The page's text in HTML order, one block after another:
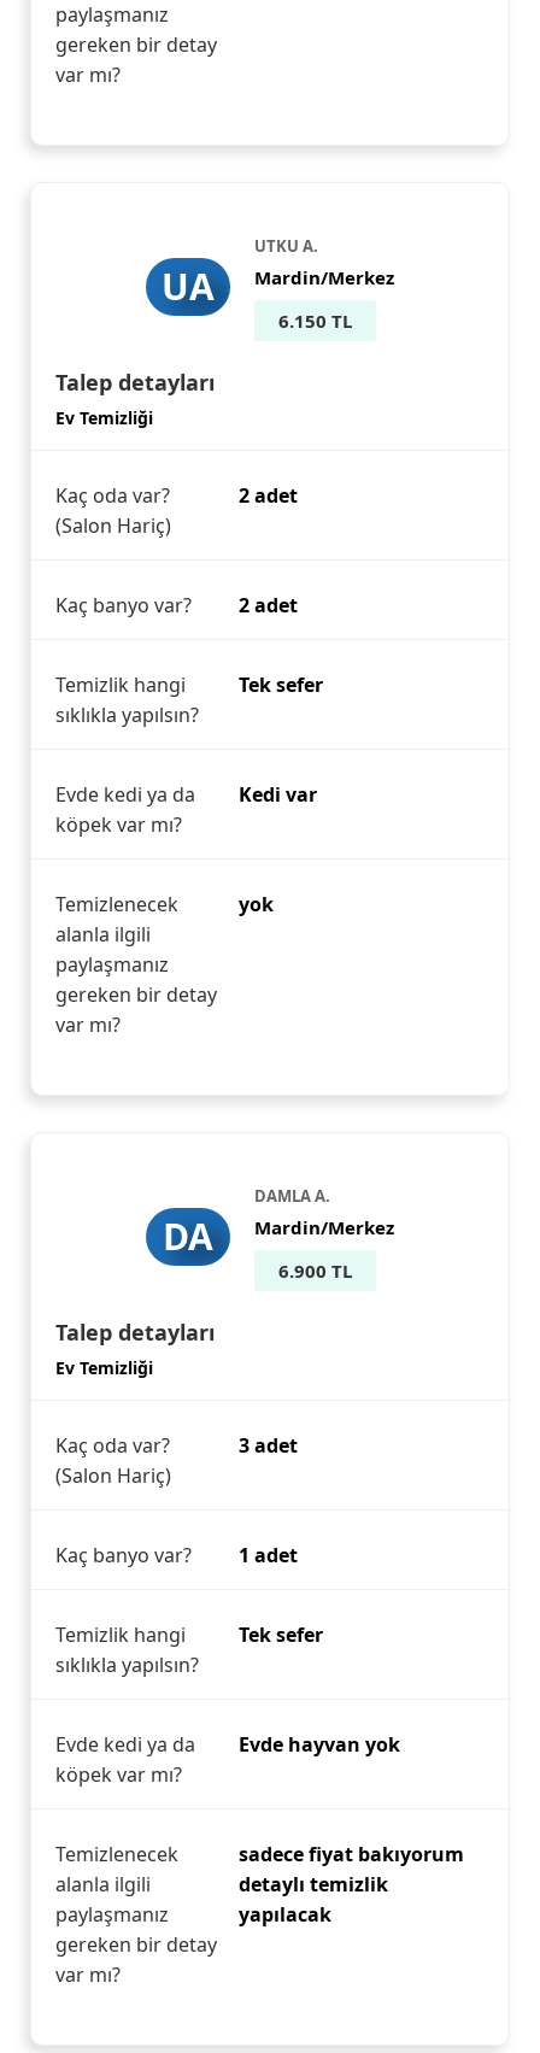
paylaşmanız
gereken bir detay
var mı?
UA
UTKU A.
Mardin/Merkez
6.150 TL
Talep detayları
Ev Temizliği
Kaç oda var?
(Salon Hariç)
2 adet
Kaç banyo var? 2 adet
Temizlik hangi
sıklıkla yapılsın?
Tek sefer
Evde kedi ya da
köpek var mı?
Kedi var
Temizlenecek
alanla ilgili
paylaşmanız
gereken bir detay
var mı?
yok
DA
DAMLA A.
Mardin/Merkez
6.900 TL
Talep detayları
Ev Temizliği
Kaç oda var?
(Salon Hariç)
3 adet
Kaç banyo var? 1 adet
Temizlik hangi
sıklıkla yapılsın?
Tek sefer
Evde kedi ya da
köpek var mı?
Evde hayvan yok
Temizlenecek
alanla ilgili
paylaşmanız
gereken bir detay
var mı?
sadece fiyat bakıyorum
detaylı temizlik
yapılacak